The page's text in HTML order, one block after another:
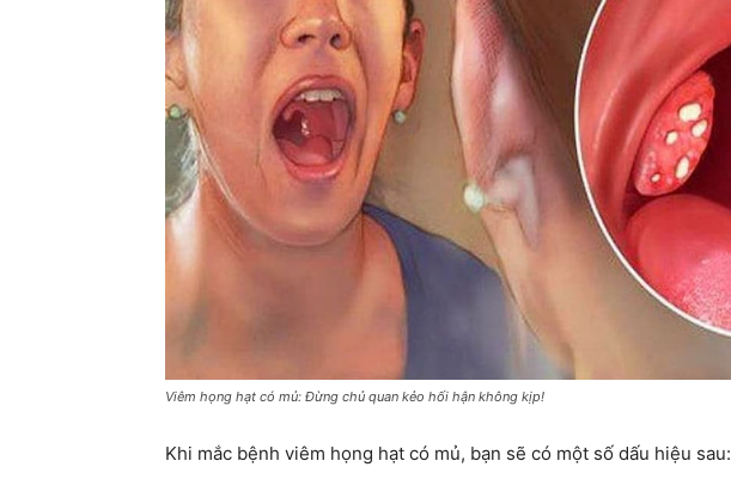
Viêm họng hạt có mủ: Đừng chủ quan kẻo hối hận không kịp!
Khi mắc bệnh viêm họng hạt có mủ, bạn sẽ có một số dấu hiệu sau: